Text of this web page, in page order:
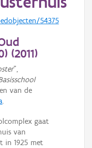
54375
(2011)
",
van de
.
gaat
van
in 1925 met